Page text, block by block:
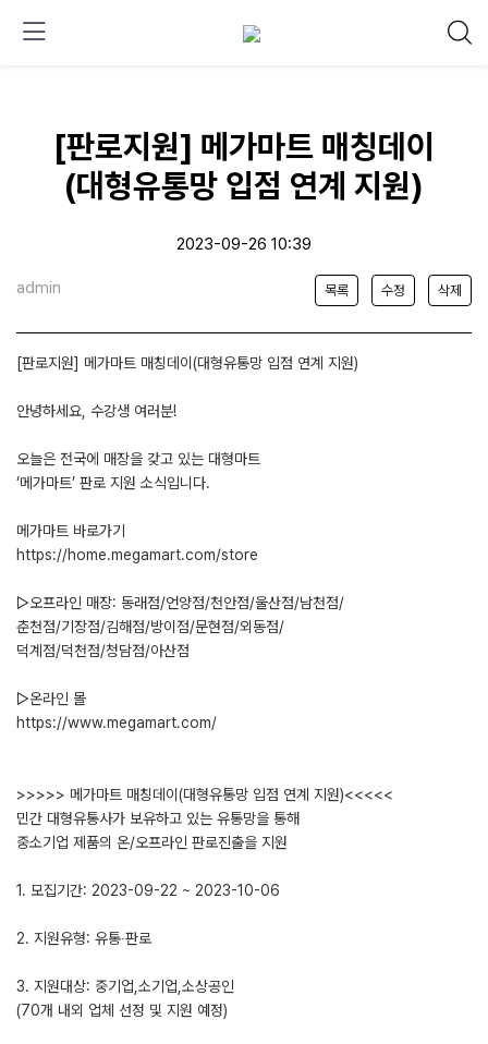
[판로지원] 메가마트 매칭데이
(대형유통망 입점 연계 지원)
2023-09-26 10:39
admin 목록 수정 삭제
[판로지원] 메가마트 매칭데이(대형유통망 입점 연계 지원)
안녕하세요, 수강생 여러분!
오늘은 전국에 매장을 갖고 있는 대형마트
‘메가마트’ 판로 지원 소식입니다.
메가마트 바로가기
https://home.megamart.com/store
▷오프라인 매장: 동래점/언양점/천안점/울산점/남천점/
춘천점/기장점/김해점/방이점/문현점/외동점/
덕계점/덕천점/청담점/아산점
▷온라인 몰
https://www.megamart.com/
>>>>> 메가마트 매칭데이(대형유통망 입점 연계 지원)<<<<<
민간 대형유통사가 보유하고 있는 유통망을 통해
중소기업 제품의 온/오프라인 판로진출을 지원
1. 모집기간: 2023-09-22 ~ 2023-10-06
2. 지원유형: 유통∙판로
3. 지원대상: 중기업,소기업,소상공인
(70개 내외 업체 선정 및 지원 예정)